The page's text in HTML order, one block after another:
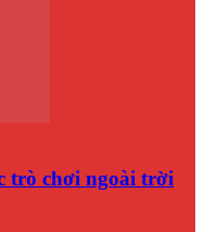
trò chơi ngoài trời